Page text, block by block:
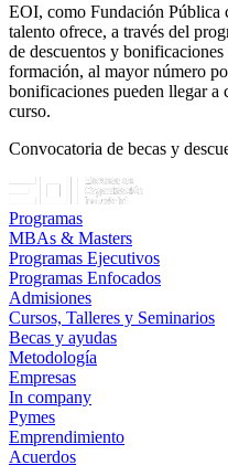
EOI, como Fundación Pública
talento ofrece, a través del
de descuentos y
formación, al mayor número
bonificaciones pueden llegar
curso.
Convocatoria de becas y
Programas
MBAs & Masters
Programas Ejecutivos
Programas Enfocados
Admisiones
Cursos, Talleres y Seminarios
Becas y ayudas
Metodología
Empresas
In company
Pymes
Emprendimiento
Acuerdos